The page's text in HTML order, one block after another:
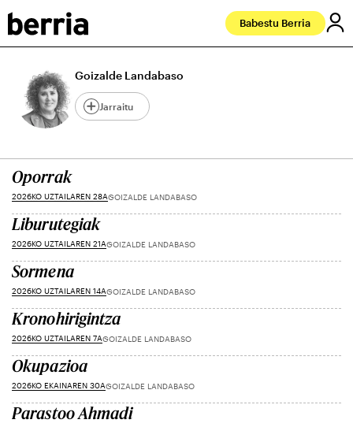
Babestu Berria
Goizalde Landabaso
Jarraitu
Oporrak
2026KO UZTAILAREN 28AGOIZALDE LANDABASO
Liburutegiak
2026KO UZTAILAREN 21AGOIZALDE LANDABASO
Sormena
2026KO UZTAILAREN 14AGOIZALDE LANDABASO
Kronohirigintza
2026KO UZTAILAREN 7AGOIZALDE LANDABASO
Okupazioa
2026KO EKAINAREN 30AGOIZALDE LANDABASO
Parastoo Ahmadi